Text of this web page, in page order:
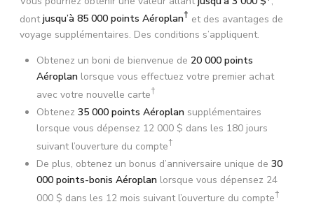
dontjusqu’à 85 000 points Aéroplan† et des avantages de
voyage supplémentaires. Des conditions s’appliquent.
Obtenez un boni de bienvenue de 20 000 points
Aéroplan lorsque vous effectuez votre premier achat
avec votre nouvelle carte†
Obtenez 35 000 points Aéroplan supplémentaires
lorsque vous dépensez 12 000 $ dans les 180 jours
suivant l’ouverture du compte†
De plus, obtenez un bonus d’anniversaire unique de 30
000 points-bonis Aéroplan lorsque vous dépensez 24
000 $ dans les 12 mois suivant l’ouverture du compte†